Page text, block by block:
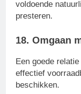
voldoende
presteren.
18. Omgaan
Een goede
effectief
beschikken.